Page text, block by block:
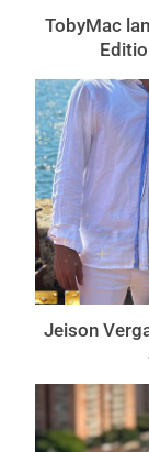
TobyMac
Jeison